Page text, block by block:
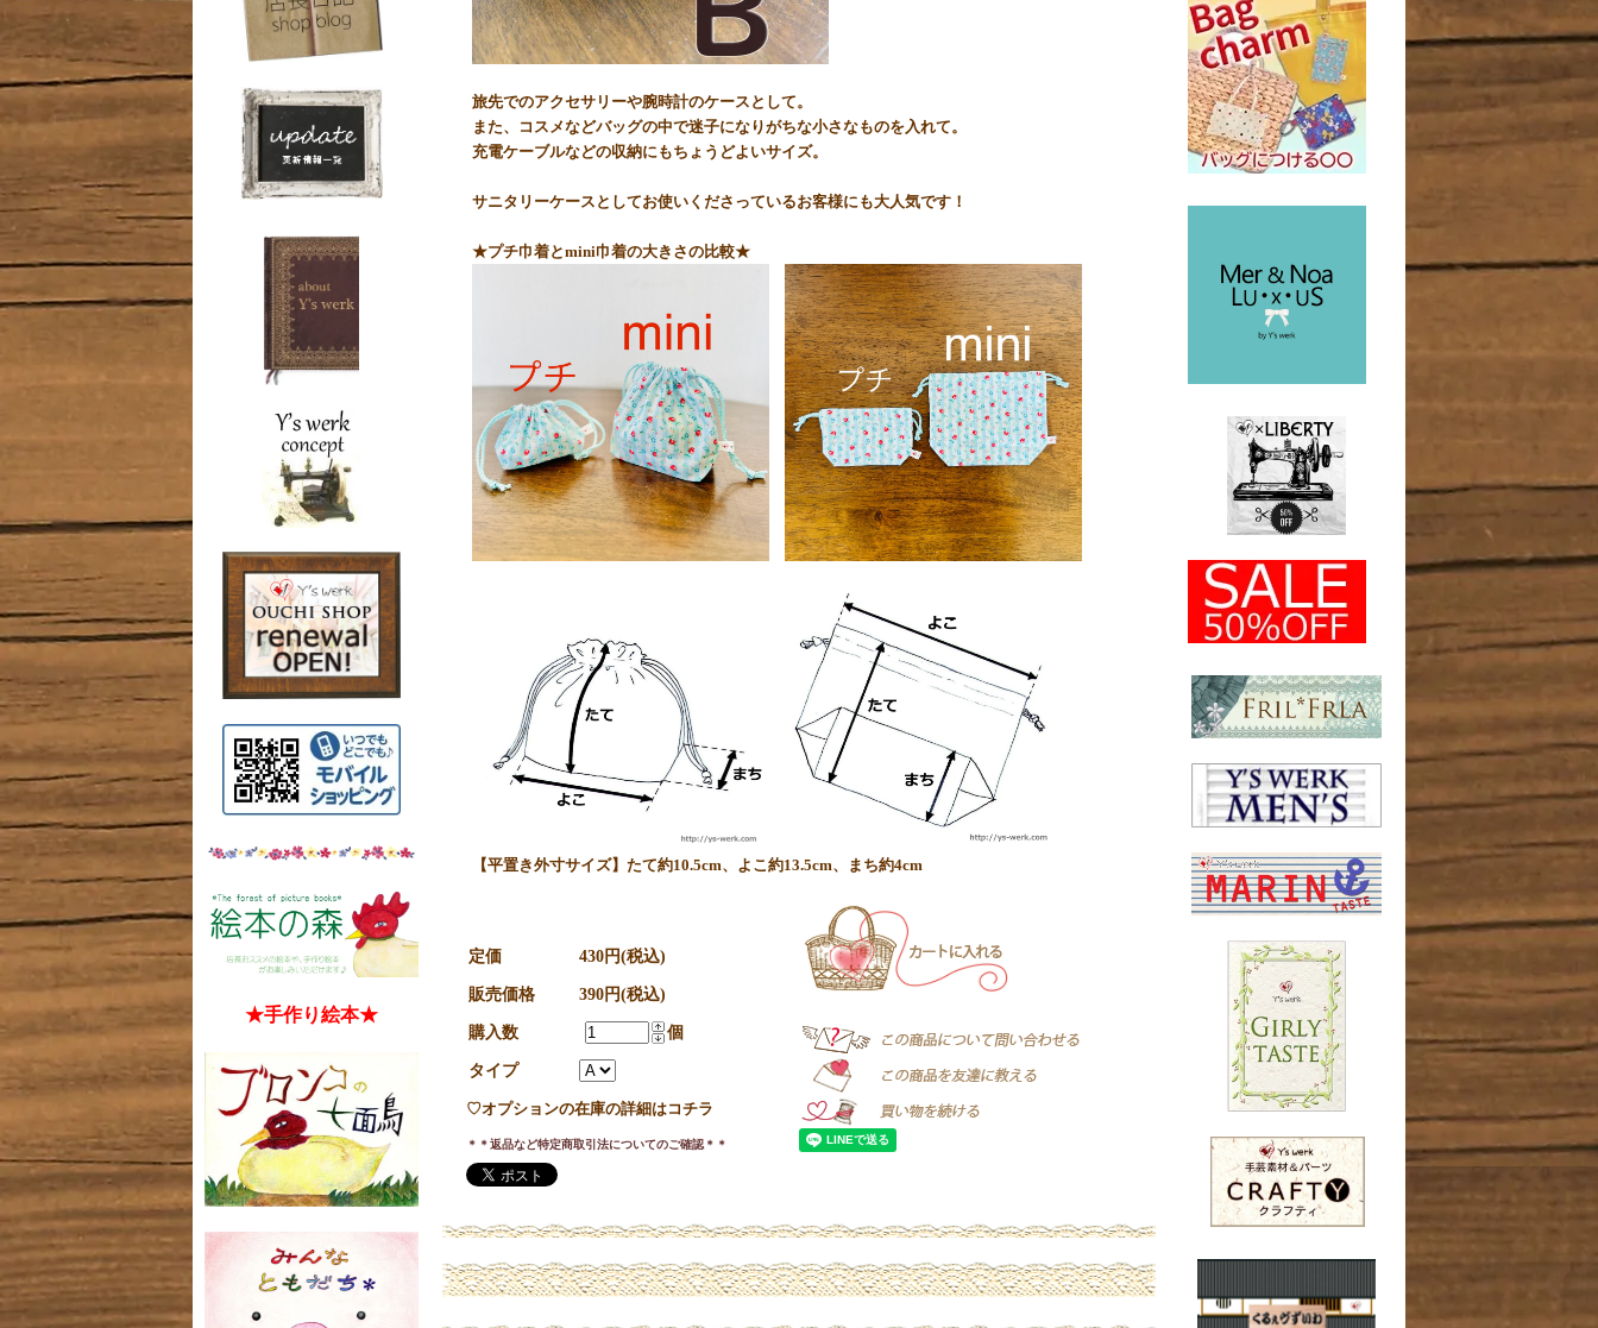
旅先でのアクセサリーや腕時計のケースとして。
また、コスメなどバッグの中で迷子になりがちな小さなものを入れて。
充電ケーブルなどの収納にもちょうどよいサイズ。
サニタリーケースとしてお使いくださっているお客様にも大人気です！
★プチ巾着とmini巾着の大きさの比較★
【平置き外寸サイズ】たて約10.5cm、よこ約13.5cm、まち約4cm
定価 430円(税込)
販売価格 390円(税込)
購入数 個
タイプ
♡オプションの在庫の詳細はコチラ
＊＊返品など特定商取引法についてのご確認＊＊
★手作り絵本★